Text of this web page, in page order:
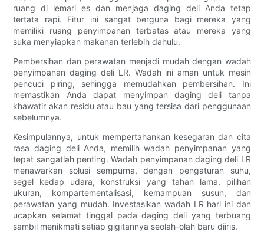
ruang di lemari es dan menjaga daging deli Anda tetap
tertata rapi. Fitur ini sangat berguna bagi mereka yang
memiliki ruang penyimpanan terbatas atau mereka yang
suka menyiapkan makanan terlebih dahulu.
Pembersihan dan perawatan menjadi mudah dengan wadah
penyimpanan daging deli LR. Wadah ini aman untuk mesin
pencuci piring, sehingga memudahkan pembersihan. Ini
memastikan Anda dapat menyimpan daging deli tanpa
khawatir akan residu atau bau yang tersisa dari penggunaan
sebelumnya.
Kesimpulannya, untuk mempertahankan kesegaran dan cita
rasa daging deli Anda, memilih wadah penyimpanan yang
tepat sangatlah penting. Wadah penyimpanan daging deli LR
menawarkan solusi sempurna, dengan pengaturan suhu,
segel kedap udara, konstruksi yang tahan lama, pilihan
ukuran, kompartementalisasi, kemampuan susun, dan
perawatan yang mudah. ​​Investasikan wadah LR hari ini dan
ucapkan selamat tinggal pada daging deli yang terbuang
sambil menikmati setiap gigitannya seolah-olah baru diiris.